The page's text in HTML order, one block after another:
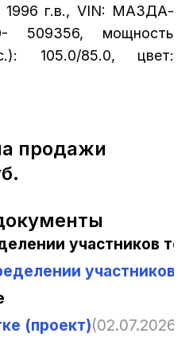
1996 г.в., VIN: МАЗДА-
509356, мощность
105.0/85.0, цвет:
продажи
участников
участников
(проект)(02.07.2026,